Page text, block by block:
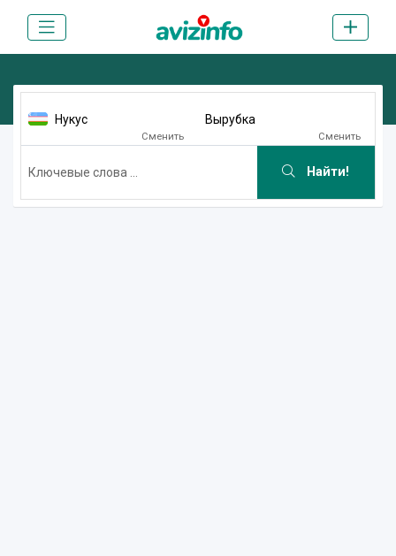
Нукус
Сменить
Вырубка
Сменить
Найти!